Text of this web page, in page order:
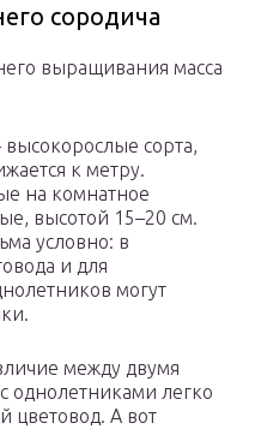
сородича
выращивания масса
сорта,
к метру.
на комнатное
высотой 15–20 см.
условно: в
и для
могут
между двумя
однолетниками легко
цветовод. А вот